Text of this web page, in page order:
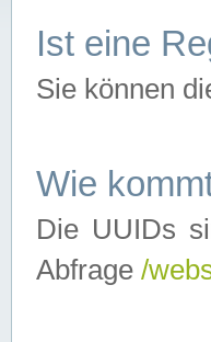
Ist eine
Sie können
Wie
Die UUIDs
Abfrage /